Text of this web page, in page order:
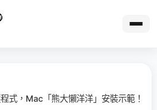
式，Mac「熊大懶洋洋」安裝示範！